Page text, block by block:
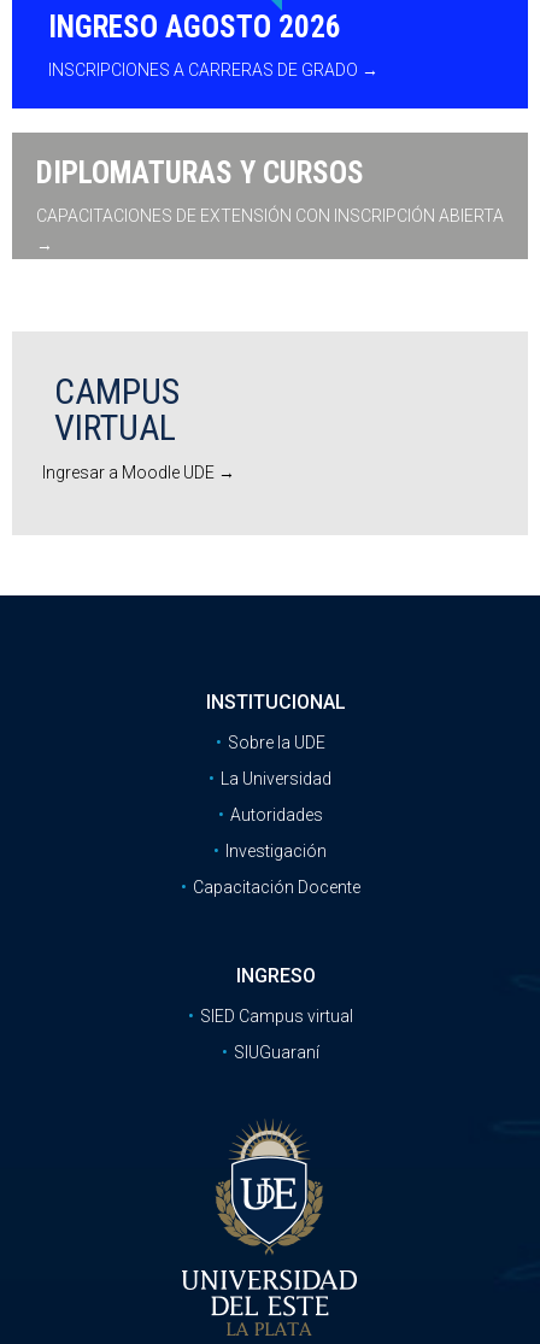
INGRESO AGOSTO 2026
INSCRIPCIONES A CARRERAS DE GRADO →
DIPLOMATURAS Y CURSOS
CAPACITACIONES DE EXTENSIÓN CON INSCRIPCIÓN ABIERTA
→
CAMPUS
VIRTUAL
Ingresar a Moodle UDE →
INSTITUCIONAL
Sobre la UDE
La Universidad
Autoridades
Investigación
Capacitación Docente
INGRESO
SIED Campus virtual
SIUGuaraní